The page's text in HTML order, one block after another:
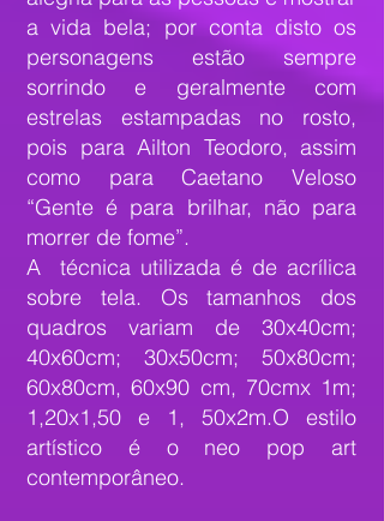
a vida bela; por conta disto os
personagens estão sempre
sorrindo e geralmente com
estrelas estampadas no rosto,
pois para Ailton Teodoro, assim
como para Caetano Veloso
“Gente é para brilhar, não para
morrer de fome”.
A técnica utilizada é de acrílica
sobre tela. Os tamanhos dos
quadros variam de 30x40cm;
40x60cm; 30x50cm; 50x80cm;
60x80cm, 60x90 cm, 70cmx 1m;
1,20x1,50 e 1, 50x2m.O estilo
artístico é o neo pop art
contemporâneo.